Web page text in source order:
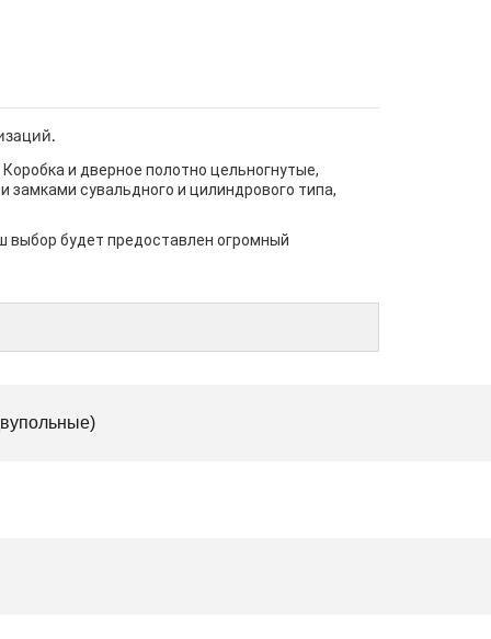
и дверное полотно цельногнутые,
сувальдного и цилиндрового типа,
выбор будет предоставлен огромный